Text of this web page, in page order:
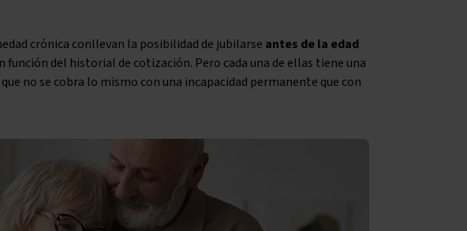
crónica conllevan la posibilidad de jubilarse antes de la edad
función del historial de cotización. Pero cada una de ellas tiene una
no se cobra lo mismo con una incapacidad permanente que con